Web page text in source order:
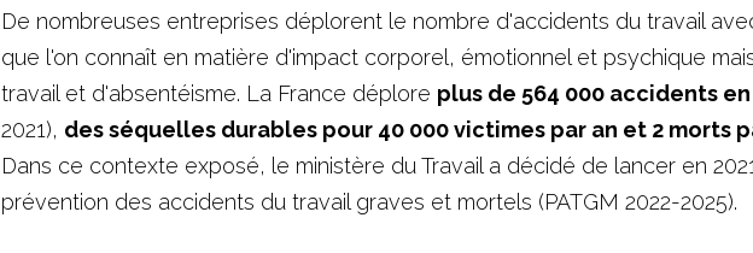
De nombreuses entreprises déplorent le nombre d'accidents du travail
que l'on connaît en matière d'impact corporel, émotionnel et psychique
travail et d'absentéisme. La France déplore plus de 564 000 accidents en
2021),
Dans ce contexte exposé, le ministère du Travail a décidé de lancer en
prévention des accidents du travail graves et mortels (PATGM 2022-2025).